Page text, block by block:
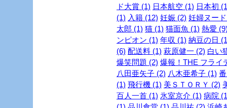
ド大賞 (1) 日本航空 (1) 日本初
(1) 入籍 (12) 妊娠 (2) 妊婦ヌー
太郎 (1) 猫 (1) 猫面魚 (1) 熱愛
ンピオン (1) 年収 (1) 納豆の日
(6) 配送料 (1) 萩原健一 (2) 白い
爆笑問題 (2) 爆報！THE フライ
八田亜矢子 (2) 八木亜希子 (1)
(1) 飛行機 (1) 美ＳＴＯＲＹ (2)
百人一首 (1) 氷室京介 (1) 病院